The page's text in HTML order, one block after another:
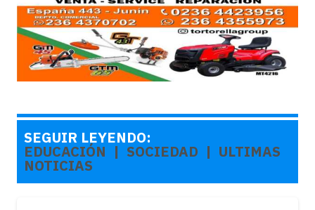
SEGUIR LEYENDO:
EDUCACIÓN ‎ ‎ |‎ ‎‎ ‎ SOCIEDAD ‎ ‎ |‎ ‎‎ ‎ ULTIMAS
NOTICIAS